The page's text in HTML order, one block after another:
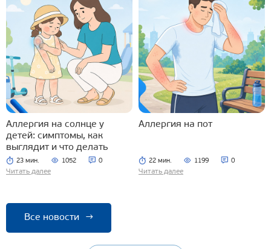
Аллергия на солнце у
детей: симптомы, как
выглядит и что делать
23 мин. 1052 0
Читать далее
Аллергия на пот
22 мин. 1199 0
Читать далее
Все новости →